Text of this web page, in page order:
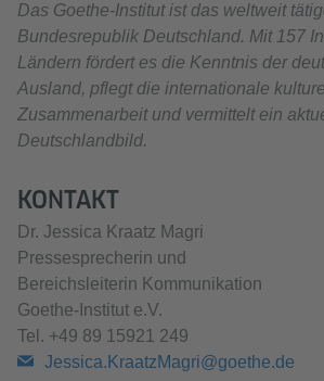
Das Goethe-Institut ist das weltweit
Bundesrepublik Deutschland. Mit 157
Ländern fördert es die Kenntnis der
Ausland, pflegt die internationale
Zusammenarbeit und vermittelt ein
Deutschlandbild.
KONTAKT
Dr. Jessica Kraatz Magri
Pressesprecherin und
Bereichsleiterin Kommunikation
Goethe-Institut e.V.
Tel. +49 89 15921 249
Jessica.KraatzMagri@goethe.de